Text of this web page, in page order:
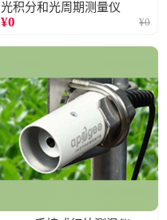
光积分和光周期测量仪
¥0 ¥0